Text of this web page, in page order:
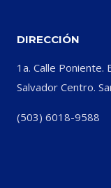
DIRECCIÓN
1a. Calle Poniente.
Salvador Centro.
(503) 6018-9588